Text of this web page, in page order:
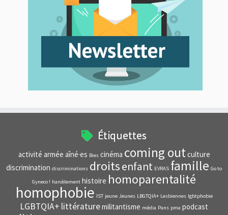
Étiquettes
activité armée aîné·es Bies cinéma coming outculture
discrimination discriminations droitsenfant EVRAS famille Go to
Gyneco ! harcèlement histoire homoparentalité
homophobie IST jeune Jeunes LBGTQIA+ Lesbiennes lgbtphobie
LGBTQIA+ littératuremilitantisme média Pans pma podcast